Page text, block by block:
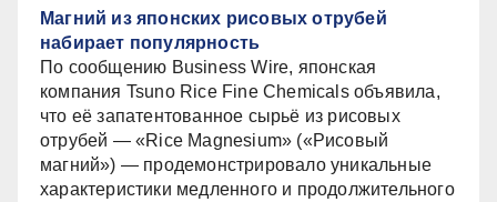
Магний из японских рисовых отрубей
набирает популярность
По сообщению Business Wire, японская
компания Tsuno Rice Fine Chemicals объявила,
что её запатентованное сырьё из рисовых
отрубей — «Rice Magnesium» («Рисовый
магний») — продемонстрировало уникальные
характеристики медленного и продолжительного